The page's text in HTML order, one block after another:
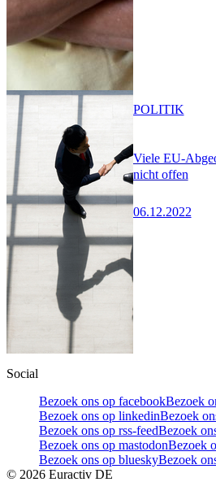
Viele EU-
nicht offen
06.12.2022
POLITIK
Social
Bezoek ons op facebookBezoek
Bezoek ons op linkedinBezoek
Bezoek ons op rss-feedBezoek
Bezoek ons op mastodonBezoek
Bezoek ons op blueskyBezoek
© 2026 Euractiv DE